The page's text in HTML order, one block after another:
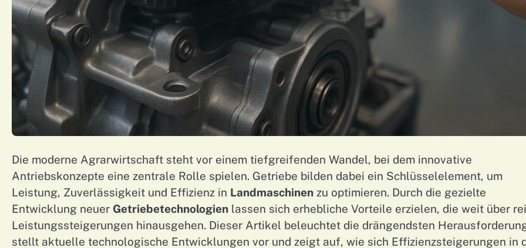
Die moderne Agrarwirtschaft steht vor einem tiefgreifenden Wandel, bei dem innovative
Antriebskonzepte eine zentrale Rolle spielen. Getriebe bilden dabei ein Schlüsselelement, um
Leistung, Zuverlässigkeit und Effizienz in Landmaschinen zu optimieren. Durch die gezielte
Entwicklung neuer Getriebetechnologien lassen sich erhebliche Vorteile erzielen, die weit über
Leistungssteigerungen hinausgehen. Dieser Artikel beleuchtet die drängendsten
stellt aktuelle technologische Entwicklungen vor und zeigt auf, wie sich Effizienzsteigerungen in